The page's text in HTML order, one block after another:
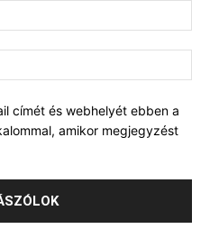
címét és webhelyét ebben a
amikor megjegyzést